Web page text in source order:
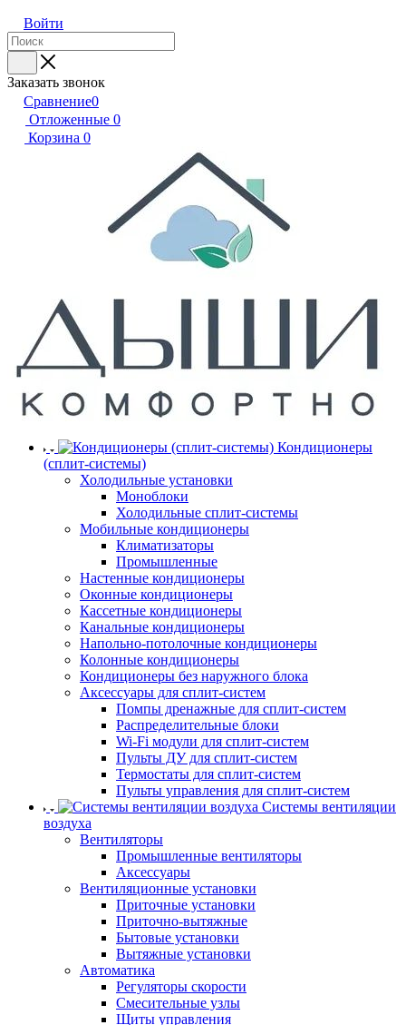
Войти
Заказать звонок
Сравнение0
Отложенные 0
Корзина 0
Кондиционеры
(сплит-системы)
Холодильные установки
Моноблоки
Холодильные сплит-системы
Мобильные кондиционеры
Климатизаторы
Промышленные
Настенные кондиционеры
Оконные кондиционеры
Кассетные кондиционеры
Канальные кондиционеры
Напольно-потолочные кондиционеры
Колонные кондиционеры
Кондиционеры без наружного блока
Аксессуары для сплит-систем
Помпы дренажные для сплит-систем
Распределительные блоки
Wi-Fi модули для сплит-систем
Пульты ДУ для сплит-систем
Термостаты для сплит-систем
Пульты управления для сплит-систем
Системы вентиляции
воздуха
Вентиляторы
Промышленные вентиляторы
Аксессуары
Вентиляционные установки
Приточные установки
Приточно-вытяжные
Бытовые установки
Вытяжные установки
Автоматика
Регуляторы скорости
Смесительные узлы
Щиты управления